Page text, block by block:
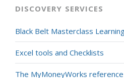
DISCOVERY SERVICES
Black Belt Masterclass
Excel tools and Checklists
The MyMoneyWorks